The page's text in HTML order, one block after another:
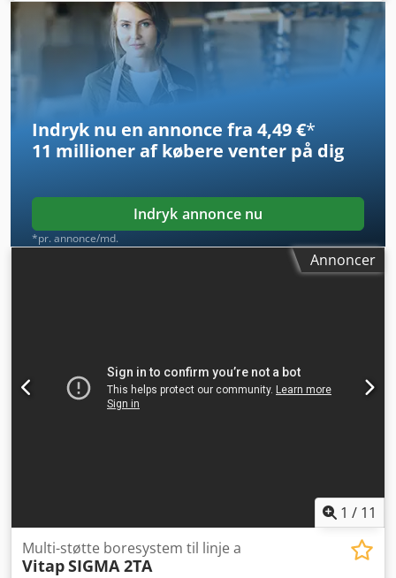
pneumatisk Samlet bredde: 3200 mm Tilslutning: 3-faset
Model: Se billede Produktionsår: 2014 Codsznlypepfx
Agmjrf Tilstand: Klar til brug Kategori-ID: 137 Type:
Multipleboremaskine Hvis du har spørgsmål eller ønsker
yderligere information, er du velkommen til at sende os en
Indryk nu en annonce fra 4,49 €*
11 millioner af købere venter på dig
Indryk annonce nu
*pr. annonce/md.
Annoncer
1 / 11
Multi-støtte boresystem til linje a
VitapSIGMA 2TA